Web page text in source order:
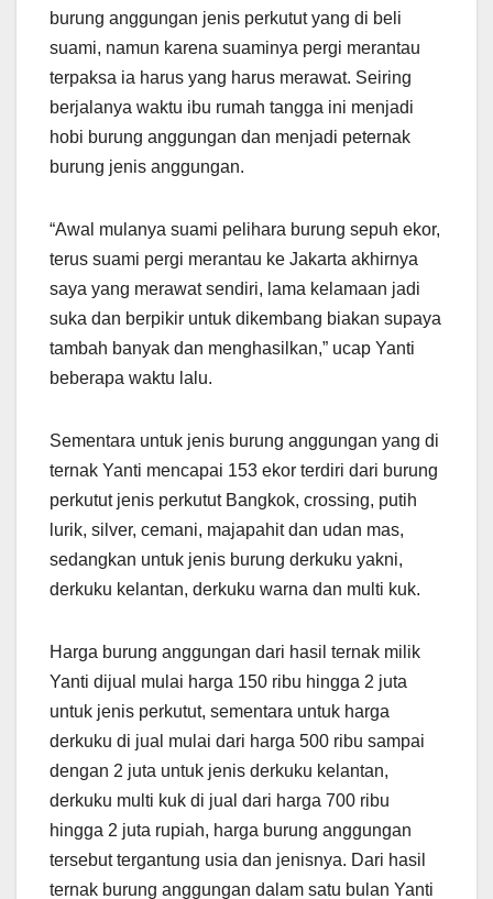
burung anggungan jenis perkutut yang di beli
suami, namun karena suaminya pergi merantau
terpaksa ia harus yang harus merawat. Seiring
berjalanya waktu ibu rumah tangga ini menjadi
hobi burung anggungan dan menjadi peternak
burung jenis anggungan.
“Awal mulanya suami pelihara burung sepuh ekor,
terus suami pergi merantau ke Jakarta akhirnya
saya yang merawat sendiri, lama kelamaan jadi
suka dan berpikir untuk dikembang biakan supaya
tambah banyak dan menghasilkan,” ucap Yanti
beberapa waktu lalu.
Sementara untuk jenis burung anggungan yang di
ternak Yanti mencapai 153 ekor terdiri dari burung
perkutut jenis perkutut Bangkok, crossing, putih
lurik, silver, cemani, majapahit dan udan mas,
sedangkan untuk jenis burung derkuku yakni,
derkuku kelantan, derkuku warna dan multi kuk.
Harga burung anggungan dari hasil ternak milik
Yanti dijual mulai harga 150 ribu hingga 2 juta
untuk jenis perkutut, sementara untuk harga
derkuku di jual mulai dari harga 500 ribu sampai
dengan 2 juta untuk jenis derkuku kelantan,
derkuku multi kuk di jual dari harga 700 ribu
hingga 2 juta rupiah, harga burung anggungan
tersebut tergantung usia dan jenisnya. Dari hasil
ternak burung anggungan dalam satu bulan Yanti